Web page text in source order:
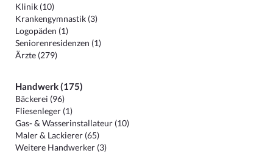
Klinik (10)
Krankengymnastik (3)
Logopäden (1)
Seniorenresidenzen (1)
Ärzte (279)
Handwerk (175)
Bäckerei (96)
Fliesenleger (1)
Gas- & Wasserinstallateur (10)
Maler & Lackierer (65)
Weitere Handwerker (3)